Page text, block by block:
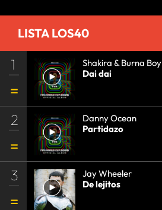
LISTA LOS40
1
Shakira & Burna Boy
Dai dai
2
Danny Ocean
Partidazo
3
Jay Wheeler
De lejitos